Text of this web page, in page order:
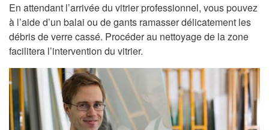
En attendant l’arrivée du vitrier professionnel, vous pouvez
à l’aide d’un balai ou de gants ramasser délicatement les
débris de verre cassé. Procéder au nettoyage de la zone
facilitera l’intervention du vitrier.